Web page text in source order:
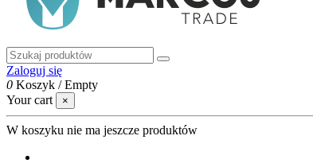
Zaloguj się
0 Koszyk /Empty
Your cart
×
W koszyku nie ma jeszcze produktów